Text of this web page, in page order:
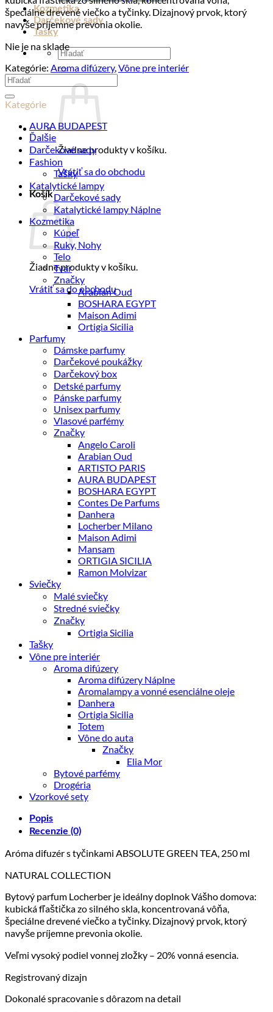
Kozmetika
Darčekové sady
Tašky
Hľadať:
Žiadne produkty v košíku.
Vrátiť sa do obchodu
Košík
Žiadne produkty v košíku.
Vrátiť sa do obchodu
špeciálne drevené viečko a tyčinky. Dizajnový prvok, ktorý
navyše príjemne prevonia okolie.
Nie je na sklade
Kategórie: Aroma difúzery,Vône pre interiér
Hľadať:
Kategórie
AURA BUDAPEST
Ďalšie
Darčekové sady
Fashion
Tašky
Katalytické lampy
Darčekové sady
Katalytické lampy Náplne
Kozmetika
Kúpeľ
Ruky, Nohy
Telo
Tvár
Značky
Arabian Oud
BOSHARA EGYPT
Maison Adimi
Ortigia Sicilia
Parfumy
Dámske parfumy
Darčekové poukážky
Darčekový box
Detské parfumy
Pánske parfumy
Unisex parfumy
Vlasové parfémy
Značky
Angelo Caroli
Arabian Oud
ARTISTO PARIS
AURA BUDAPEST
BOSHARA EGYPT
Contes De Parfums
Danhera
Locherber Milano
Maison Adimi
Mansam
ORTIGIA SICILIA
Ramon Molvizar
Sviečky
Malé sviečky
Stredné sviečky
Značky
Ortigia Sicilia
Tašky
Vône pre interiér
Aroma difúzery
Aroma difúzery Náplne
Aromalampy a vonné esenciálne oleje
Danhera
Ortigia Sicilia
Totem
Vône do auta
Značky
Elia Mor
Bytové parfémy
Drogéria
Vzorkové sety
Popis
Recenzie (0)
Aróma difuzér s tyčinkami ABSOLUTE GREEN TEA, 250 ml
NATURAL COLLECTION
Bytový parfum Locherber je ideálny doplnok Vášho domova:
kubická fľaštička zo silného skla, koncentrovaná vôňa,
špeciálne drevené viečko a tyčinky. Dizajnový prvok, ktorý
navyše príjemne prevonia okolie.
Veľmi vysoký podiel vonnej zložky – 20% vonná esencia.
Registrovaný dizajn
Dokonalé spracovanie s dôrazom na detail